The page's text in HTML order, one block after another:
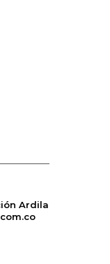
Ardila